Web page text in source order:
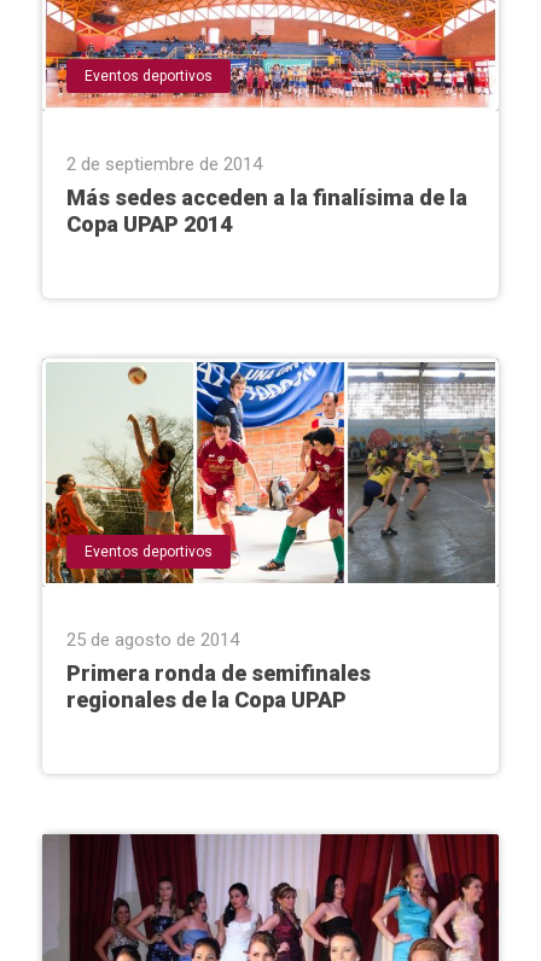
Eventos deportivos
2 de septiembre de 2014
Más sedes acceden a la finalísima de la
Copa UPAP 2014
Eventos deportivos
25 de agosto de 2014
Primera ronda de semifinales
regionales de la Copa UPAP